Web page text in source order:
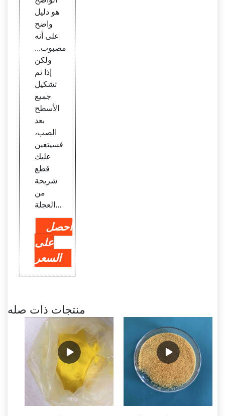
هو دليل
واضح
على أنه
مصبوب...
ولكن
إذا تم
تشكيل
جميع
الأسطح
بعد
الصب،
فسيتعين
عليك
قطع
شريحة
من
العجلة...
احصل
على
السعر
منتجات ذات صله